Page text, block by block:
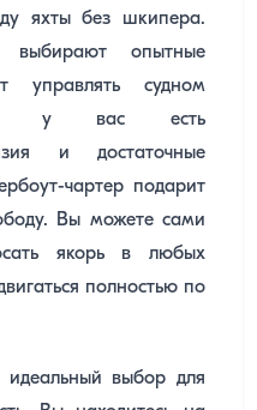
яхты без шкипера.
опытные
управлять судном
у вас есть
и достаточные
чартер подарит
Вы можете сами
якорь в любых
полностью по
выбор для